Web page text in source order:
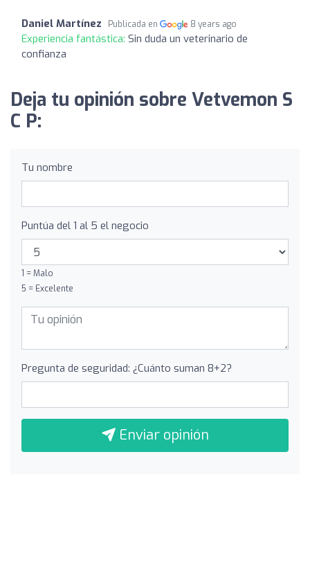
Daniel Martínez Publicada en 8 years ago
Experiencia fantástica: Sin duda un veterinario de
confianza
Deja tu opinión sobre Vetvemon S
C P:
Tu nombre
Puntúa del 1 al 5 el negocio
1 = Malo
5 = Excelente
Pregunta de seguridad: ¿Cuánto suman 8+2?
Enviar opinión